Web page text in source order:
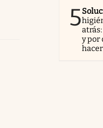
5
y por